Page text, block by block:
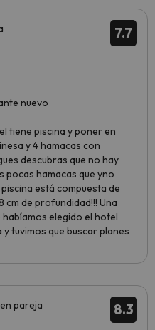
7.7
nuevo
tiene piscina y poner en
y 4 hamacas con
descubras que no hay
pocas hamacas que yno
está compuesta de
cm de profundidad!!! Una
elegido el hotel
tuvimos que buscar planes
8.3
pareja